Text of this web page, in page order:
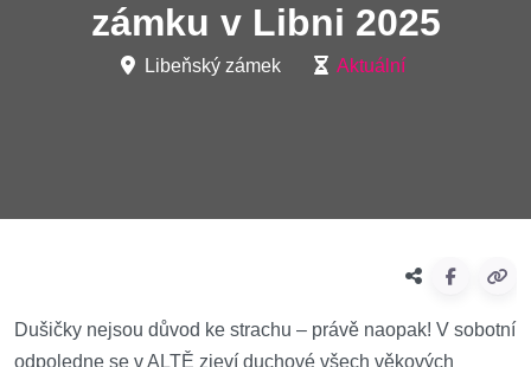
zámku v Libni 2025
Libeňský zámek Aktuální
Dušičky nejsou důvod ke strachu – právě naopak! V sobotní
odpoledne se v ALTĚ zjeví duchové všech věkových